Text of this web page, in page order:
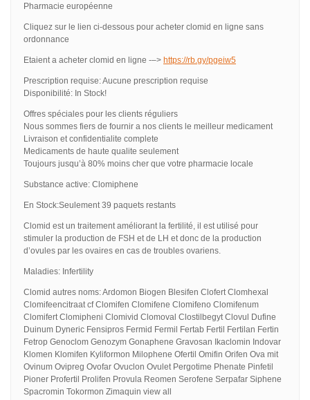
Pharmacie européenne
Cliquez sur le lien ci-dessous pour acheter clomid en ligne sans
ordonnance
Etaient a acheter clomid en ligne -–> https://rb.gy/pgeiw5
Prescription requise: Aucune prescription requise
Disponibilité: In Stock!
Offres spéciales pour les clients réguliers
Nous sommes fiers de fournir a nos clients le meilleur medicament
Livraison et confidentialite complete
Medicaments de haute qualite seulement
Toujours jusqu’à 80% moins cher que votre pharmacie locale
Substance active: Clomiphene
En Stock:Seulement 39 paquets restants
Clomid est un traitement améliorant la fertilité, il est utilisé pour
stimuler la production de FSH et de LH et donc de la production
d’ovules par les ovaires en cas de troubles ovariens.
Maladies: Infertility
Clomid autres noms: Ardomon Biogen Blesifen Clofert Clomhexal
Clomifeencitraat cf Clomifen Clomifene Clomifeno Clomifenum
Clomifert Clomipheni Clomivid Clomoval Clostilbegyt Clovul Dufine
Duinum Dyneric Fensipros Fermid Fermil Fertab Fertil Fertilan Fertin
Fetrop Genoclom Genozym Gonaphene Gravosan Ikaclomin Indovar
Klomen Klomifen Kyliformon Milophene Ofertil Omifin Orifen Ova mit
Ovinum Ovipreg Ovofar Ovuclon Ovulet Pergotime Phenate Pinfetil
Pioner Profertil Prolifen Provula Reomen Serofene Serpafar Siphene
Spacromin Tokormon Zimaquin view all